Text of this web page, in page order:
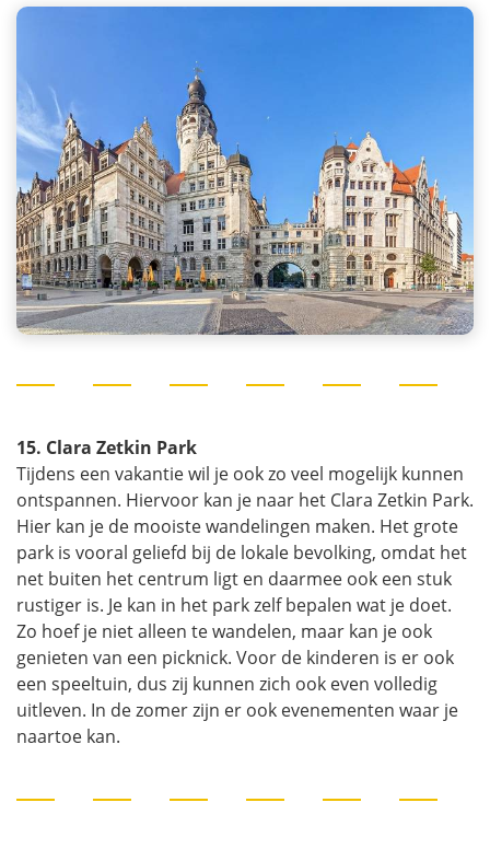
15. Clara Zetkin Park
Tijdens een vakantie wil je ook zo veel mogelijk kunnen
ontspannen. Hiervoor kan je naar het Clara Zetkin Park.
Hier kan je de mooiste wandelingen maken. Het grote
park is vooral geliefd bij de lokale bevolking, omdat het
net buiten het centrum ligt en daarmee ook een stuk
rustiger is. Je kan in het park zelf bepalen wat je doet.
Zo hoef je niet alleen te wandelen, maar kan je ook
genieten van een picknick. Voor de kinderen is er ook
een speeltuin, dus zij kunnen zich ook even volledig
uitleven. In de zomer zijn er ook evenementen waar je
naartoe kan.